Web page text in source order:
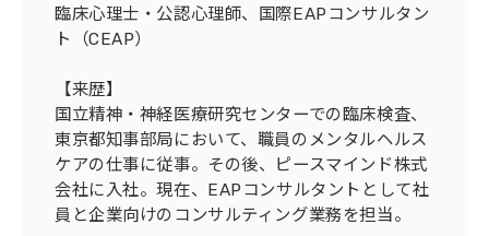
臨床心理士・公認心理師、国際EAPコンサルタン
ト（CEAP）
【来歴】
国立精神・神経医療研究センターでの臨床検査、
東京都知事部局において、職員のメンタルヘルス
ケアの仕事に従事。その後、ピースマインド株式
会社に入社。現在、EAPコンサルタントとして社
員と企業向けのコンサルティング業務を担当。